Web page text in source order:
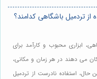
از تردمیل باشگاهی کدامند؟
ابزاری محبوب و کارآمد برای
می دهند در هر زمان و مکانی،
استفاده نادرست از تردمیل